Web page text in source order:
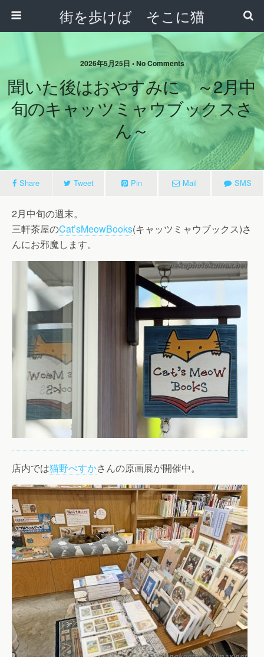
街を歩けば そこに猫
2026年5月25日 • No Comments
聞いた後はおやすみに ～2月中
旬のキャッツミャウブックスさ
ん～
Share Tweet Pin Mail SMS
2月中旬の週末。
三軒茶屋のCat’sMeowBooks(キャッツミャウブックス)さ
んにお邪魔します。
店内では猫野ぺすかさんの原画展が開催中。